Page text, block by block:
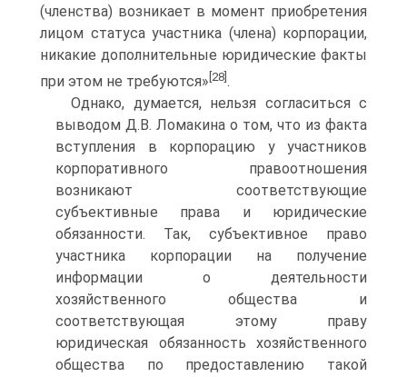
(членства) возникает в момент приобретения
лицом статуса участника (члена) корпорации,
никакие дополнительные юридические факты
при этом не требуются» [28] .
Однако, думается, нельзя согласиться с
выводом Д.В. Ломакина о том, что из факта
вступления в корпорацию у участников
корпоративного правоотношения
возникают соответствующие
субъективные права и юридические
обязанности. Так, субъективное право
участника корпорации на получение
информации о деятельности
хозяйственного общества и
соответствующая этому праву
юридическая обязанность хозяйственного
общества по предоставлению такой